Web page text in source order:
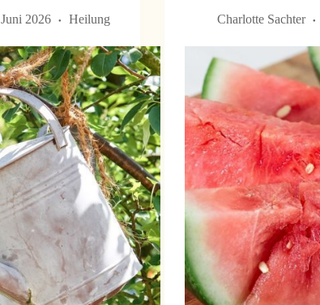
2026 Heilung
Charlotte Sachter